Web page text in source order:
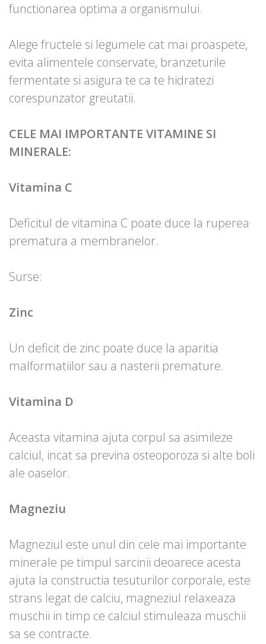
functionarea optima a organismului.
Alege fructele si legumele cat mai proaspete,
evita alimentele conservate, branzeturile
fermentate si asigura te ca te hidratezi
corespunzator greutatii.
CELE MAI IMPORTANTE VITAMINE SI
MINERALE:
Vitamina C
Deficitul de vitamina C poate duce la ruperea
prematura a membranelor.
Surse:
Zinc
Un deficit de zinc poate duce la aparitia
malformatiilor sau a nasterii premature.
Vitamina D
Aceasta vitamina ajuta corpul sa asimileze
calciul, incat sa previna osteoporoza si alte boli
ale oaselor.
Magneziu
Magneziul este unul din cele mai importante
minerale pe timpul sarcinii deoarece acesta
ajuta la constructia tesuturilor corporale, este
strans legat de calciu, magneziul relaxeaza
muschii in timp ce calciul stimuleaza muschii
sa se contracte.